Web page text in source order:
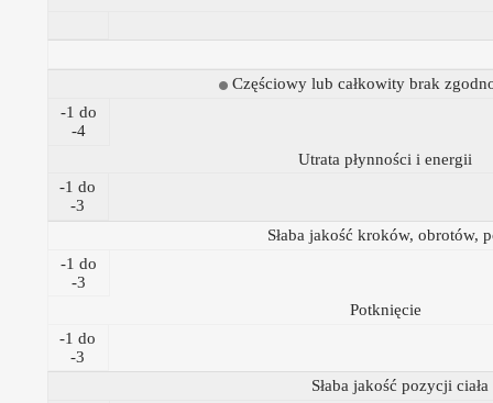
Częściowy lub całkowity brak
-1 do
-4
Utrata płynności i energii
-1 do
-3
Słaba jakość kroków, obrotów,
-1 do
-3
Potknięcie
-1 do
-3
Słaba jakość pozycji ciała